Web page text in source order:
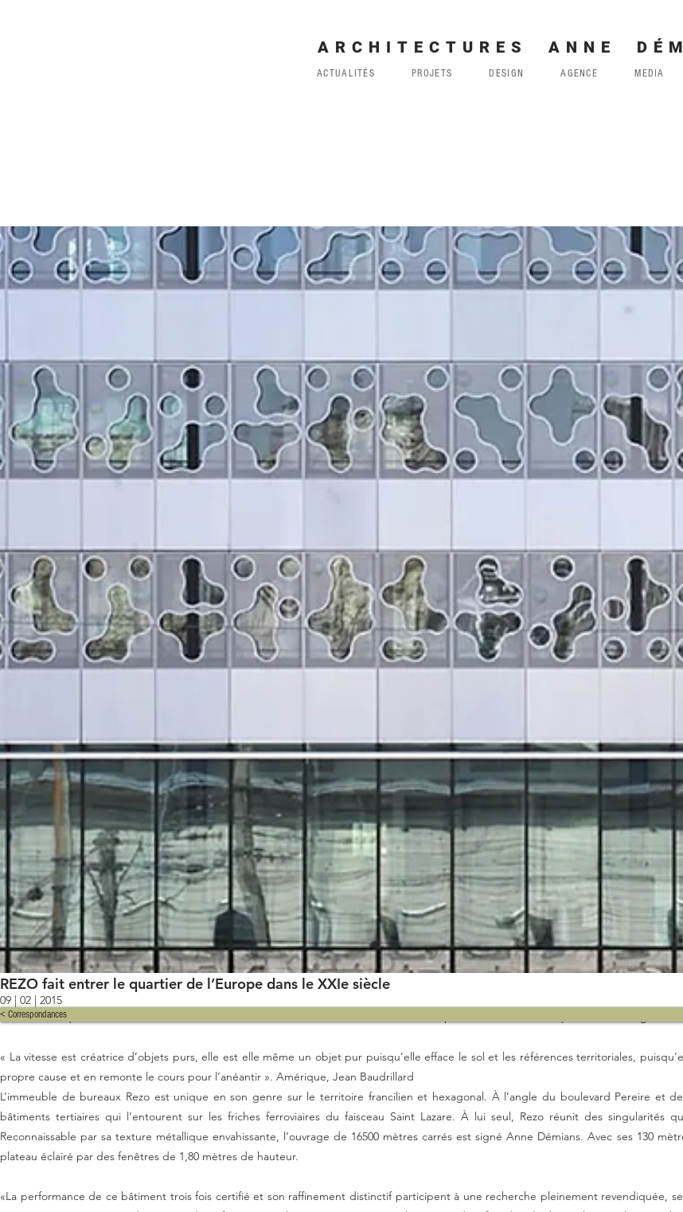
ARCHITECTURES ANNE
ACTUALITÉS PROJETS DESIGN AGENCE MEDIA
REZO fait entrer le quartier de l’Europe dans le XXIe siècle
09 | 02 | 2015
< Correspondances
Comment la qualité architecturale sur les friches ferroviaires du faisceau Saint Lazare s’impose face au nouveau quartier des Batignolles.
« La vitesse est créatrice d’objets purs, elle est elle même un objet pur puisqu’elle efface le sol et les références territoriales,
propre cause et en remonte le cours pour l’anéantir ». Amérique, Jean Baudrillard
bâtiments tertiaires qui l’entourent sur les friches ferroviaires du faisceau Saint Lazare. À lui seul, Rezo réunit des singularités